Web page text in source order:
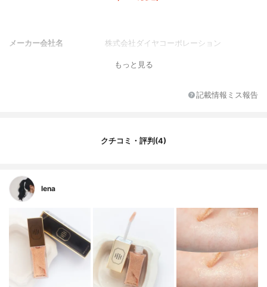
メーカー会社名 株式会社ダイヤコーポレーション
もっと見る
記載情報ミス報告
クチコミ・評判(4)
lena